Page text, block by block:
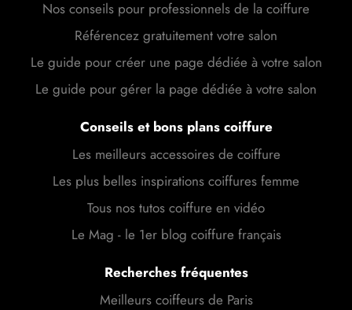
Nos conseils pour professionnels de la coiffure
Référencez gratuitement votre salon
Le guide pour créer une page dédiée à votre salon
Le guide pour gérer la page dédiée à votre salon
Conseils et bons plans coiffure
Les meilleurs accessoires de coiffure
Les plus belles inspirations coiffures femme
Tous nos tutos coiffure en vidéo
Le Mag - le 1er blog coiffure français
Recherches fréquentes
Meilleurs coiffeurs de Paris